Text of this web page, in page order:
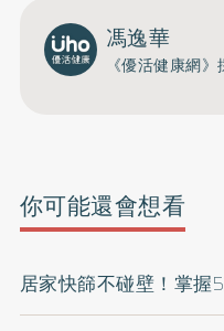
馮逸華
《優活健康網
你可能還會想看
居家快篩不碰壁！掌握